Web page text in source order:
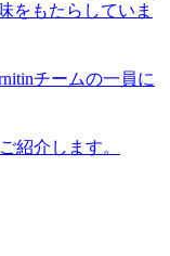
をもたらしていま
チームの一員に
紹介します。